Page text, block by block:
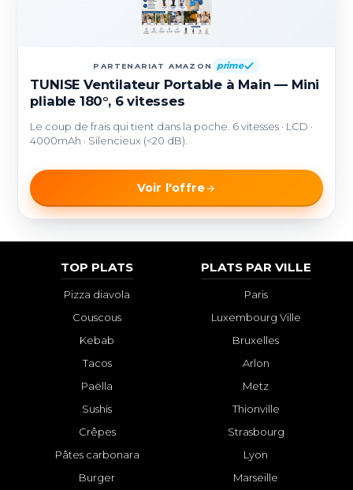
PARTENARIAT AMAZON prime
TUNISE Ventilateur Portable à Main — Mini
pliable 180°, 6 vitesses
Le coup de frais qui tient dans la poche. 6 vitesses · LCD ·
4000mAh · Silencieux (<20 dB).
Voir l'offre
TOP PLATS
Pizza diavola
Couscous
Kebab
Tacos
Paëlla
Sushis
Crêpes
Pâtes carbonara
Burger
PLATS PAR VILLE
Paris
Luxembourg Ville
Bruxelles
Arlon
Metz
Thionville
Strasbourg
Lyon
Marseille